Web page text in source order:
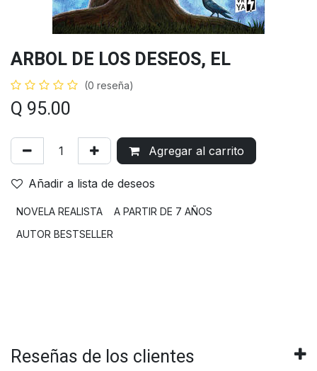
ARBOL DE LOS DESEOS, EL
(0 reseña)
Q 95.00
Agregar al carrito
Añadir a lista de deseos
NOVELA REALISTA
A PARTIR DE 7 AÑOS
AUTOR BESTSELLER
Reseñas de los clientes